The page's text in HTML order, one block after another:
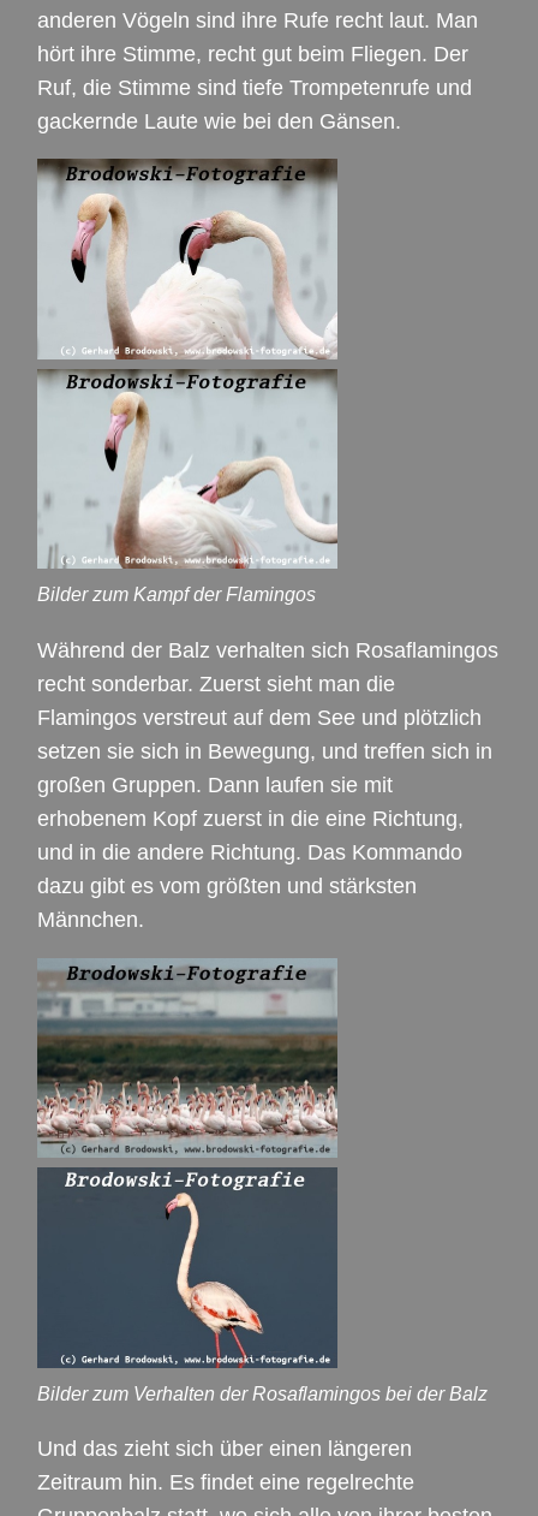
anderen Vögeln sind ihre Rufe recht laut. Man
hört ihre Stimme, recht gut beim Fliegen. Der
Ruf, die Stimme sind tiefe Trompetenrufe und
gackernde Laute wie bei den Gänsen.
Bilder zum Kampf der Flamingos
Während der Balz verhalten sich Rosaflamingos
recht sonderbar. Zuerst sieht man die
Flamingos verstreut auf dem See und plötzlich
setzen sie sich in Bewegung, und treffen sich in
großen Gruppen. Dann laufen sie mit
erhobenem Kopf zuerst in die eine Richtung,
und in die andere Richtung. Das Kommando
dazu gibt es vom größten und stärksten
Männchen.
Bilder zum Verhalten der Rosaflamingos bei der Balz
Und das zieht sich über einen längeren
Zeitraum hin. Es findet eine regelrechte